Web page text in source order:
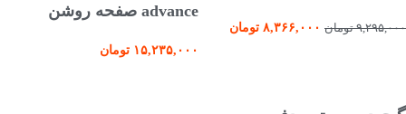
۹,۲۹۵,۰۰۰ تومان ۸,۳۶۶,۰۰۰ تومان
advance صفحه روشن
۱۵,۲۳۵,۰۰۰ تومان